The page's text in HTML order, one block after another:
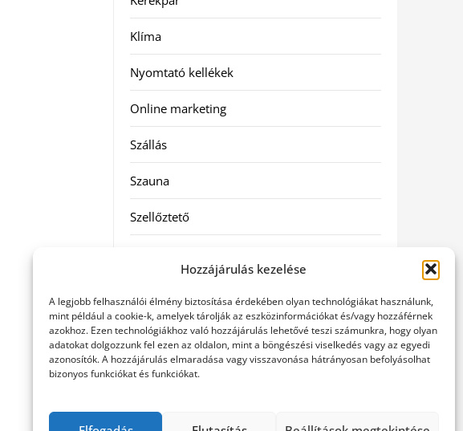
Hozzájárulás kezelése
A legjobb felhasználói élmény biztosítása érdekében olyan technológiákat használunk,
mint például a cookie-k, amelyek tárolják az eszközinformációkat és/vagy hozzáférnek
azokhoz. Ezen technológiákhoz való hozzájárulás lehetővé teszi számunkra, hogy olyan
adatokat dolgozzunk fel ezen az oldalon, mint a böngészési viselkedés vagy az egyedi
azonosítók. A hozzájárulás elmaradása vagy visszavonása hátrányosan befolyásolhat
bizonyos funkciókat és funkciókat.
Klíma
Nyomtató kellékek
Online marketing
Szállás
Szauna
Szellőztető
Utazás
Vásárlás